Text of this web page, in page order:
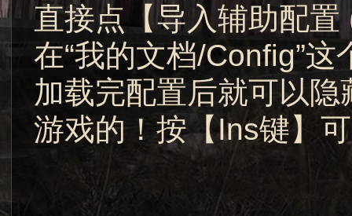
直接点【导入辅助配
在“我的文档/Config”
加载完配置后就可以
游戏的！按【Ins键】